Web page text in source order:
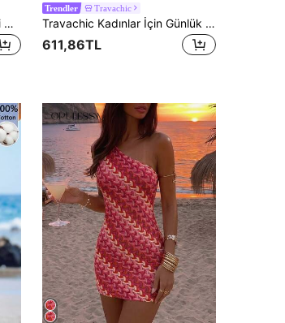
KARISMINA Kadınlar için Mini Örme Baskılı Elbise, Tatil Stili, İlkbahar/Yaz
Trendler Travachic
Travachic Kadınlar İçin Günlük Tatil Plaj Baskılı Mini Elbise
611,86TL